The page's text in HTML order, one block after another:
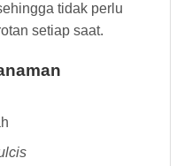
tidak perlu
setiap saat.